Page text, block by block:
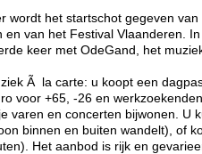
wordt het startschot gegeven van
en van het Festival Vlaanderen.
keer met OdeGand, het
Ã la carte: u koopt een
voor +65, -26 en
varen en concerten bijwonen. U
binnen en buiten wandelt), of
Het aanbod is rijk en